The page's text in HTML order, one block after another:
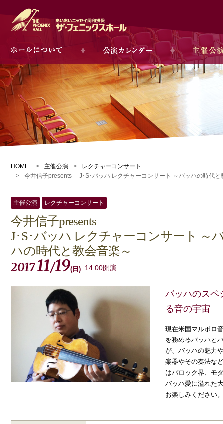
HOME 主催公演
レクチャーコンサート
今井信子presents J･S･バッハ レクチャーコンサート ～バッハの時代と
主催公演 レクチャーコンサート
今井信子presents
J･S･バッハ レクチャーコンサート ～
ハの時代と教会音楽～
201711/19( 日 ) 14:00開演
バッハのスペ
る音の宇宙
現在米国マルボロ
を務めるバッハと
が、バッハの魅力
楽器やその奏法な
はバロック界、モ
バッハ愛に溢れた
お楽しみください。